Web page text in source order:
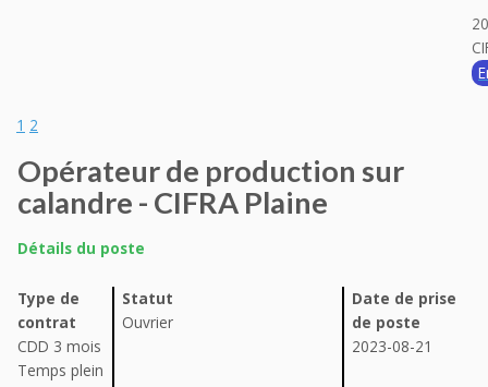
1 2
Opérateur de production sur
calandre - CIFRA Plaine
Détails du poste
Type de
contrat
CDD 3 mois
Temps plein
Statut
Ouvrier
Date de prise
de poste
2023-08-21